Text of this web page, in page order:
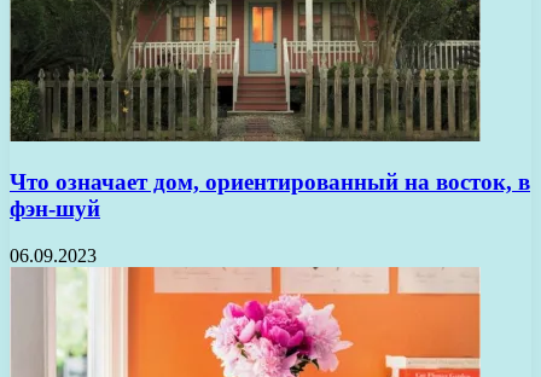
Что означает дом, ориентированный на восток, в
фэн-шуй
06.09.2023